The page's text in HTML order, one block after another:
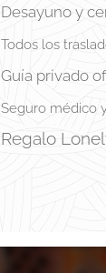
Desayuno y
Todos los
Guía privado
Seguro médico
Regalo